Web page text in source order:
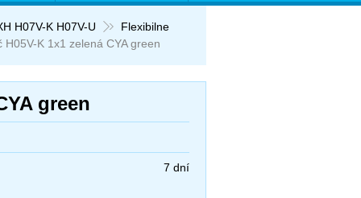
H07V-K H07V-U
Flexibilne
H05V-K 1x1 zelená CYA green
green
7 dní